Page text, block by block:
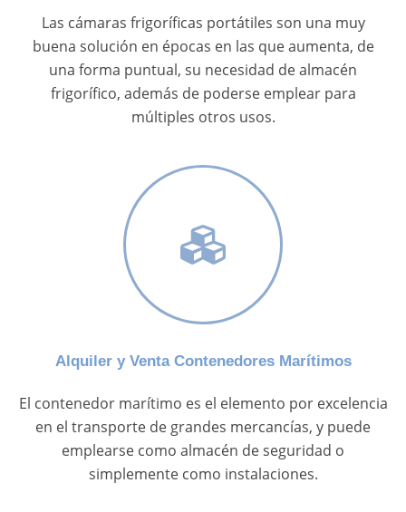
Las cámaras frigoríficas portátiles son una muy
buena solución en épocas en las que aumenta, de
una forma puntual, su necesidad de almacén
frigorífico, además de poderse emplear para
múltiples otros usos.
Alquiler y Venta Contenedores Marítimos
El contenedor marítimo es el elemento por excelencia
en el transporte de grandes mercancías, y puede
emplearse como almacén de seguridad o
simplemente como instalaciones.